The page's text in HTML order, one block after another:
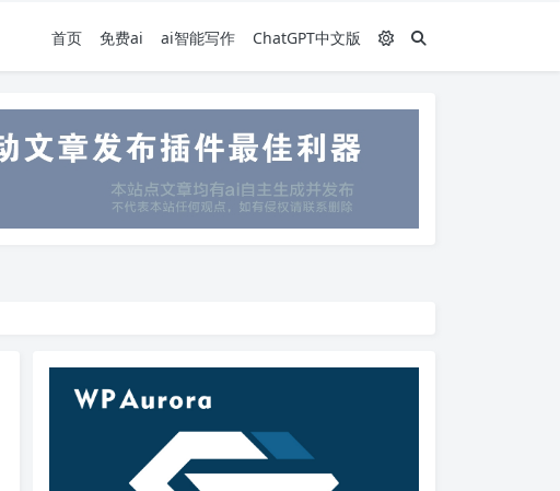
首页 免费ai ai智能写作 ChatGPT中文版